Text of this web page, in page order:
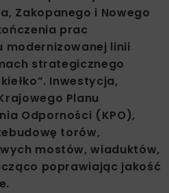
Zakopanego i Nowego
prac
modernizowanej linii
strategicznego
Inwestycja,
Planu
Odporności (KPO),
torów,
mostów, wiaduktów,
poprawiając jakość